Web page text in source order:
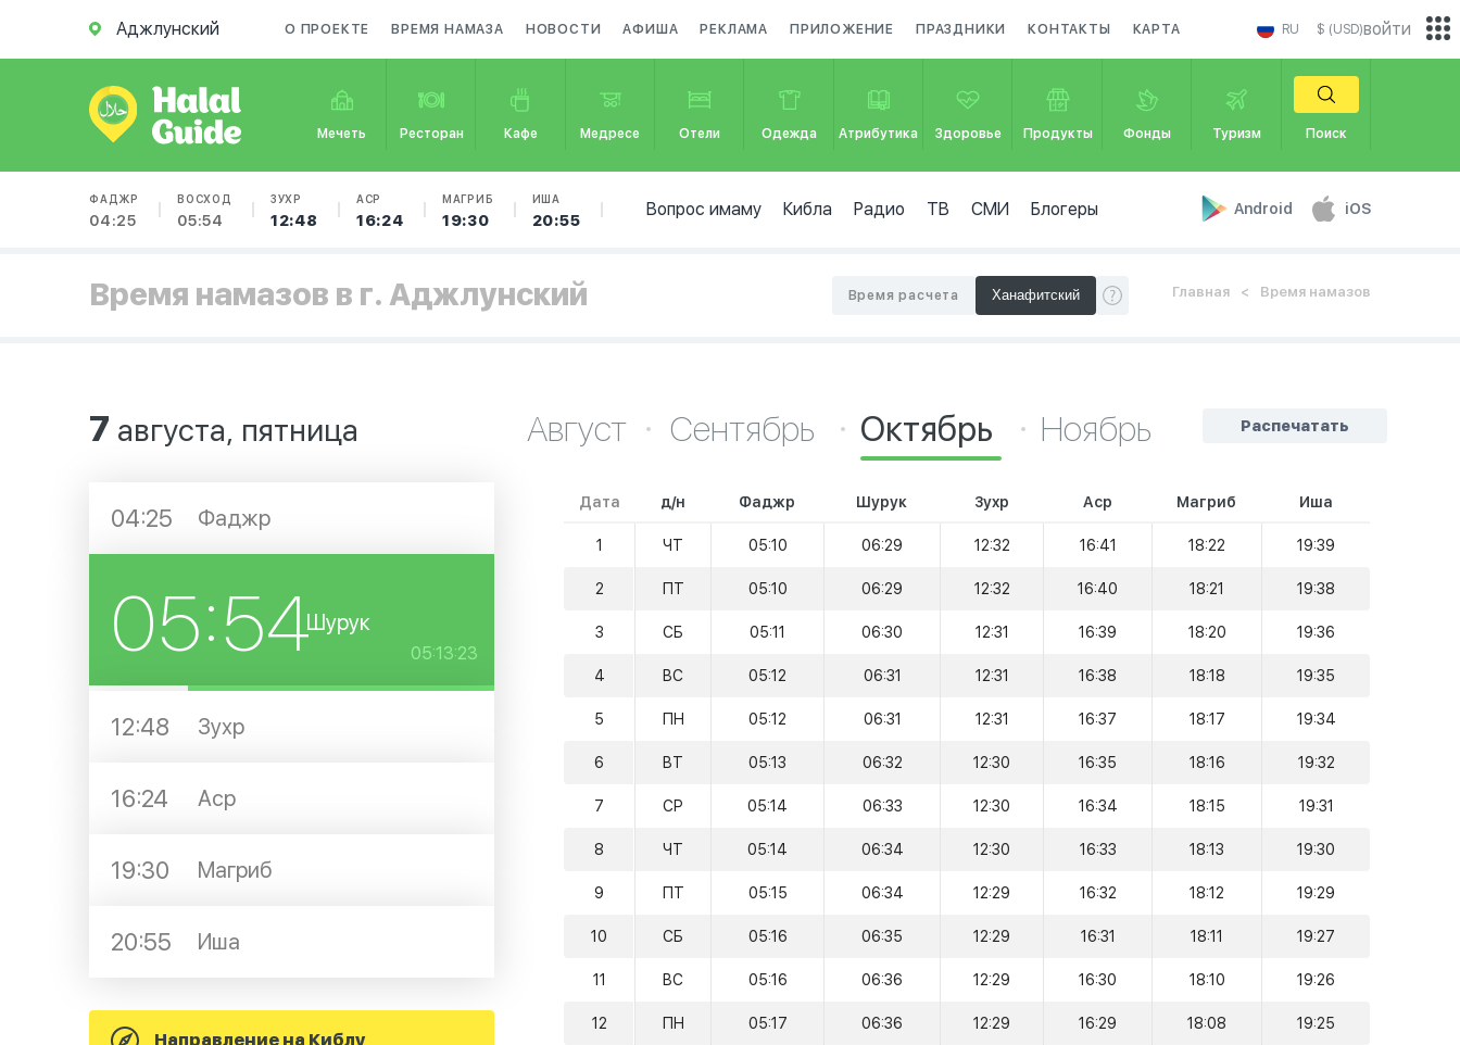
Аджлунский О ПРОЕКТЕ ВРЕМЯ НАМАЗА НОВОСТИ АФИША РЕКЛАМА ПРИЛОЖЕНИЕ ПРАЗДНИКИ КОНТАКТЫ КАРТА RU $ (USD)
Мечеть Ресторан Кафе Медресе Отели Одежда Атрибутика Здоровье Продукты Фонды Туризм Поиск
ФАДЖР
04:25
ВОСХОД
05:54
ЗУХР
12:48
АСР
16:24
МАГРИБ
19:30
ИША
20:55
Вопрос имаму Кибла Радио ТВ СМИ Блогеры Android iOS
войти
Время намазов в г. Аджлунский Главная Время намазов
Время расчета
7 августа, пятница
04:25 Фаджр
05:54Шурук
05:13:23
12:48 Зухр
16:24 Аср
19:30 Магриб
20:55 Иша
Направление на Киблу
Распечатать
Август Сентябрь Октябрь Ноябрь
Дата д/н Фаджр Шурук Зухр Аср Магриб Иша
1 ЧТ 05:10 06:29 12:32 16:41 18:22 19:39
2 ПТ 05:10 06:29 12:32 16:40 18:21 19:38
3 СБ 05:11 06:30 12:31 16:39 18:20 19:36
4 ВС 05:12 06:31 12:31 16:38 18:18 19:35
5 ПН 05:12 06:31 12:31 16:37 18:17 19:34
6 ВТ 05:13 06:32 12:30 16:35 18:16 19:32
7 СР 05:14 06:33 12:30 16:34 18:15 19:31
8 ЧТ 05:14 06:34 12:30 16:33 18:13 19:30
9 ПТ 05:15 06:34 12:29 16:32 18:12 19:29
10 СБ 05:16 06:35 12:29 16:31 18:11 19:27
11 ВС 05:16 06:36 12:29 16:30 18:10 19:26
12 ПН 05:17 06:36 12:29 16:29 18:08 19:25